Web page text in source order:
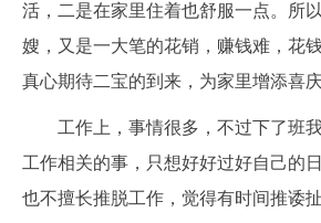
活，二是在家里住着也舒服一点。所
嫂，又是一大笔的花销，赚钱难，花
真心期待二宝的到来，为家里增添喜
工作上，事情很多，不过下了班
工作相关的事，只想好好过好自己的
也不擅长推脱工作，觉得有时间推诿